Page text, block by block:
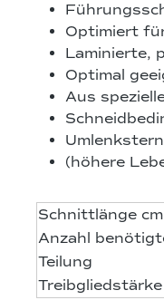
Optimiert
Laminierte,
Optimal
Aus
(höhere
Schnittlänge
Anzahl
Teilung
Treibgliedstärke